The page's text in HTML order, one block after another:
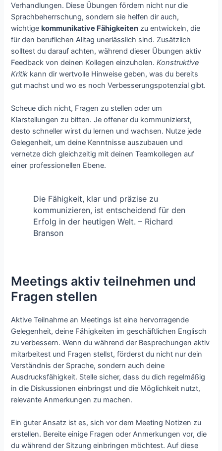
Verhandlungen. Diese Übungen fördern nicht nur die
Sprachbeherrschung, sondern sie helfen dir auch,
wichtigekommunikative Fähigkeiten zu entwickeln, die
für den beruflichen Alltag unerlässlich sind. Zusätzlich
solltest du darauf achten, während dieser Übungen aktiv
Feedback von deinen Kollegen einzuholen.Konstruktive
Kritik kann dir wertvolle Hinweise geben, was du bereits
gut machst und wo es noch Verbesserungspotenzial gibt.
Scheue dich nicht, Fragen zu stellen oder um
Klarstellungen zu bitten. Je offener du kommunizierst,
desto schneller wirst du lernen und wachsen. Nutze jede
Gelegenheit, um deine Kenntnisse auszubauen und
vernetze dich gleichzeitig mit deinen Teamkollegen auf
einer professionellen Ebene.
Die Fähigkeit, klar und präzise zu
kommunizieren, ist entscheidend für den
Erfolg in der heutigen Welt. – Richard
Branson
Meetings aktiv teilnehmen und
Fragen stellen
Aktive Teilnahme an Meetings ist eine hervorragende
Gelegenheit, deine Fähigkeiten im geschäftlichen Englisch
zu verbessern. Wenn du während der Besprechungen aktiv
mitarbeitest und Fragen stellst, förderst du nicht nur dein
Verständnis der Sprache, sondern auch deine
Ausdrucksfähigkeit. Stelle sicher, dass du dich regelmäßig
in die Diskussionen einbringst und die Möglichkeit nutzt,
relevante Anmerkungen zu machen.
Ein guter Ansatz ist es, sich vor dem Meeting Notizen zu
erstellen. Bereite einige Fragen oder Anmerkungen vor, die
du während der Sitzung einbringen möchtest. Auf diese